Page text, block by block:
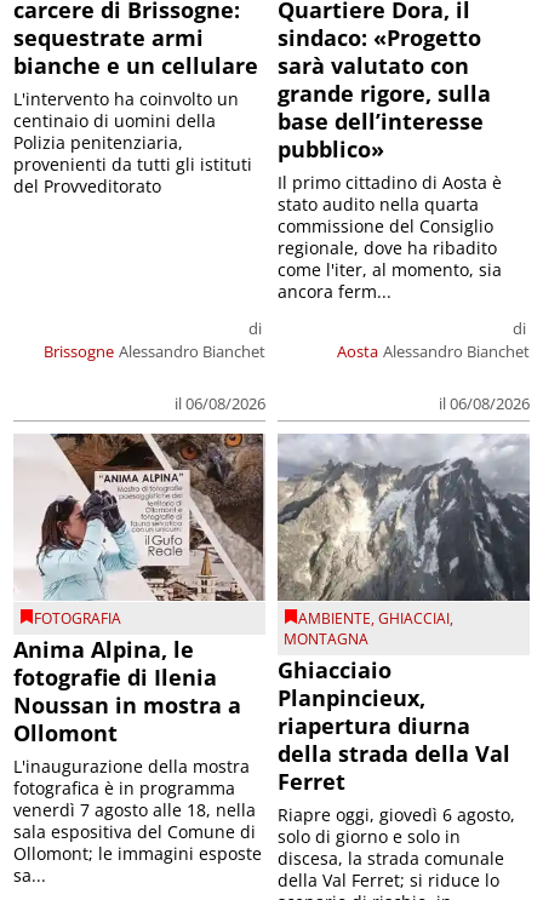
carcere di Brissogne:
sequestrate armi
bianche e un cellulare
Brissogne
di
Alessandro Bianchet
il 06/08/2026
L'intervento ha coinvolto un
centinaio di uomini della
Polizia penitenziaria,
provenienti da tutti gli istituti
del Provveditorato
Quartiere Dora, il
sindaco: «Progetto
sarà valutato con
grande rigore, sulla
base dell’interesse
pubblico»
Aosta
di
Alessandro Bianchet
il 06/08/2026
Il primo cittadino di Aosta è
stato audito nella quarta
commissione del Consiglio
regionale, dove ha ribadito
come l'iter, al momento, sia
ancora ferm...
FOTOGRAFIA
Anima Alpina, le
fotografie di Ilenia
Noussan in mostra a
Ollomont
L'inaugurazione della mostra
fotografica è in programma
venerdì 7 agosto alle 18, nella
sala espositiva del Comune di
Ollomont; le immagini esposte
sa...
AMBIENTE,GHIACCIAI,
MONTAGNA
Ghiacciaio
Planpincieux,
riapertura diurna
della strada della Val
Ferret
Riapre oggi, giovedì 6 agosto,
solo di giorno e solo in
discesa, la strada comunale
della Val Ferret; si riduce lo